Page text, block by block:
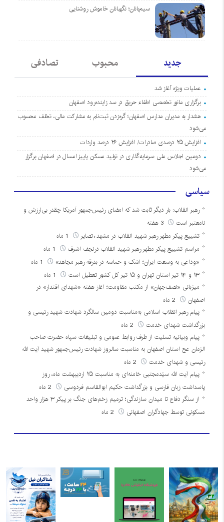
سیم‌بانان؛ نگهبانان خاموش روشنایی
جدید محبوب تصادفی
عملیات ویژه آغاز شد
برگزاری مانور تخصصی اطفاء حریق در سد زاینده‌رود اصفهان
هشدار به مدیران مدارس اصفهان؛ گره‌زدن ثبت‌نام به مشارکت مالی، تخلف محسوب
می‌شود
افزایش ۲۵ درصدی صادرات/ افزایش ۲۶ درصد واردات
دومین اجلاس ملی سرمایه‌گذاری در تولید مسکن پاییز امسال در اصفهان برگزار
می‌شود
سیاسی
رهبر انقلاب: بار دیگر ثابت شد که امضای رئیس‌جمهور آمریکا چقدر بی‌ارزش و
نامعتبر است
3 هفته
تشییع پیکر مطهر رهبر شهید انقلاب در مشهد+تصایر
مراسم تشییع پیکر مطهر رهبر شهید انقلاب درنجف اشرف
«وداعی به وسعت ایران؛ اشک و حماسه در بدرقه رهبر مجاهد»
۱۳ و ۱۴ تیر استان تهران و ۱۵ تیر کل کشور تعطیل است
میزبانی «نصف‌جهان» از مکتب مقاومت؛ آغاز هفته «شهدای اقتدار» در
اصفهان
پیام رهبر انقلاب اسلامی به‌مناسبت دومین سالگرد شهادت شهید رئیسی و
بزرگداشت شهدای خدمت
پیام وبیانیه تسلیت از طرف روابط عمومی و تبلیغات سپاه حضرت صاحب
الزمان عج استان اصفهان به مناسبت سالروز شهادت رئیس‌جمهور شهید آیت الله
رئیسی و شهدای خدمت
پیام آیت الله سیّدمجتبی خامنه‌ای به مناسبت ۲۵ اردیبهشت ماه، روز
پاسداشت زبان فارسی و بزرگداشت حکیم ابوالقاسم فردوسی
از سنگر دفاع تا میدان سازندگی؛ ترمیم زخم‌های جنگ بر پیکر ۳ هزار واحد
مسکونی توسط جهادگران اصفهانی